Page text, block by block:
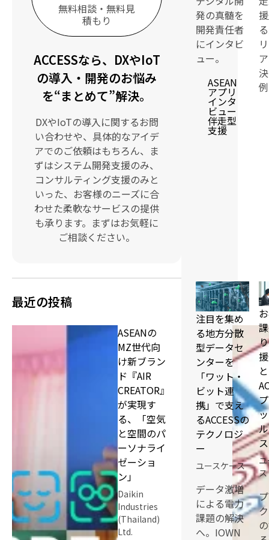
無料相談・無料見
積もり
ACCESSなら、DXやIoT
の導入・開発のお悩み
を“まとめて”解決。
DXやIoTの導入に関するお問
い合わせや、具体的なアイデ
アでのご依頼はもちろん、ま
ずはシステム開発支援のみ、
コンサルティング支援のみと
いった、お客様のニーズに合
わせた柔軟なサービスの提供
も承ります。まずはお気軽に
ご相談ください。
最近の投稿
ASEANの
MZ世代向
け新ブラン
ド『AIR
CREATOR』
が実現す
る、「空気
と空間のパ
ーソナライ
ゼーショ
ン」
Daikin
Industries
(Thailand)
Ltd.
発の真髄を
開発責任者
にインタビ
ュー。
ASEAN
アプリ
インタ
ビュー
伴走型
支援
注目を集め
る地方分散
型データセ
ンターを
「ワット・
ビット連
携」で支え
るACCESSの
テクノロジ
ー
ユースケース
データ激増
による電力
課題の解決
へ。IOWN
ス